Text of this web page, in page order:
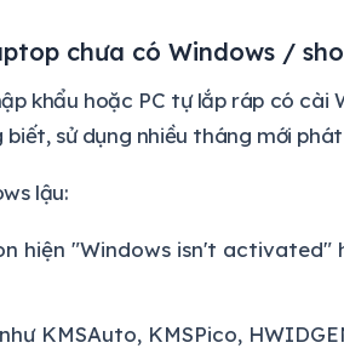
chưa có Windows /
khẩu hoặc PC tự lắp ráp có
sử dụng nhiều tháng mới phát
lậu:
hiện "Windows isn't activated"
KMSAuto, KMSPico,